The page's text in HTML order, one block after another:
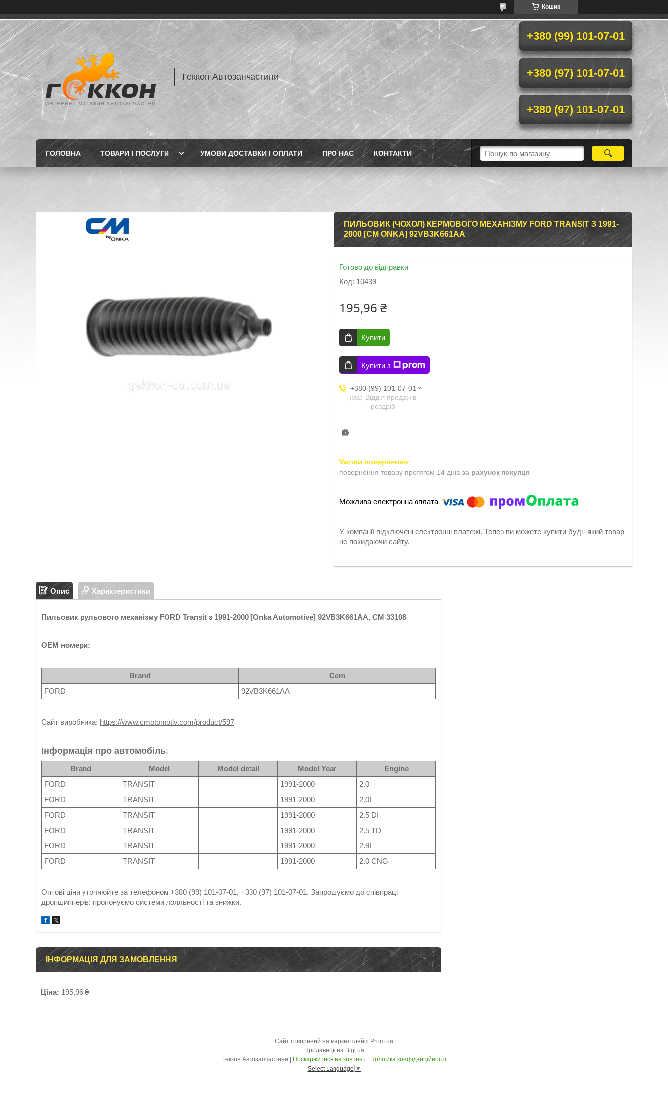
Кошик
Геккон Автозапчастини
+380 (99) 101-07-01
+380 (97) 101-07-01
+380 (97) 101-07-01
ГОЛОВНА ТОВАРИ І ПОСЛУГИ УМОВИ ДОСТАВКИ І ОПЛАТИ ПРО НАС КОНТАКТИ
ПИЛЬОВИК (ЧОХОЛ) КЕРМОВОГО МЕХАНІЗМУ FORD TRANSIT З 1991-
2000 [СМ ONKA] 92VB3K661AA
Готово до відправки
Код: 10439
195,96 ₴
Купити
Купити з
+380 (99) 101-07-01
902
Відділ продажів
роздріб
повернення товару протягом 14 днів за рахунок покупця
У компанії підключені електронні платежі. Тепер ви можете купити будь-який товар
не покидаючи сайту.
Опис Характеристики
Пильовик рульового механізму FORD Transit з 1991-2000 [Onka Automotive] 92VB3K661AA, CM 33108
OEM номери:
Brand
Oem
FORD
92VB3K661AA
Сайт виробника: https://www.cmotomotiv.com/product/597
Інформація про автомобіль:
Brand Model Model detail Model Year
Engine
FORD
TRANSIT 1991-2000
2.0
FORD
TRANSIT 1991-2000
2.0I
FORD
TRANSIT 1991-2000
2.5 DI
FORD
TRANSIT 1991-2000
2.5 TD
FORD
TRANSIT 1991-2000
2.9I
FORD
TRANSIT 1991-2000 2.0 CNG
Оптові ціни уточнюйте за телефоном +380 (99) 101-07-01, +380 (97) 101-07-01. Запрошуємо до співпраці
дропшипперів: пропонуємо системи лояльності та знижки.
ІНФОРМАЦІЯ ДЛЯ ЗАМОВЛЕННЯ
Ціна: 195,96 ₴
Сайт створений на маркетплейсі Prom.ua
Продавець на Bigl.ua
Поскаржитися на контент
Політика конфіденційності
Select Language ▼